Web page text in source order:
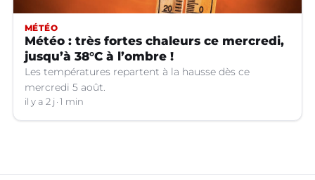
MÉTÉO
Météo : très fortes chaleurs ce mercredi,
jusqu’à 38°C à l’ombre !
Les températures repartent à la hausse dès ce
mercredi 5 août.
il y a 2 j 1 min